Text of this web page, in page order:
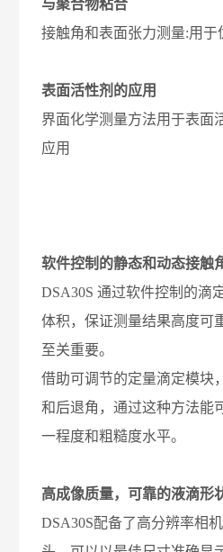
与聚合物粘合
接触角和表面张力测量:用于
表面活性剂的应用
界面化学测量方法用于表面
应用
软件控制的静态和动态接触
DSA30S 通过软件控制的滴
体积，保证测量结果高度可
至关重要。
借助可调节的定量滴定模块
和后退角，通过这种方法能
一程度和粗糙度水平。
高成像质量，可靠的液滴形
DSA30S配备了高分辨率相